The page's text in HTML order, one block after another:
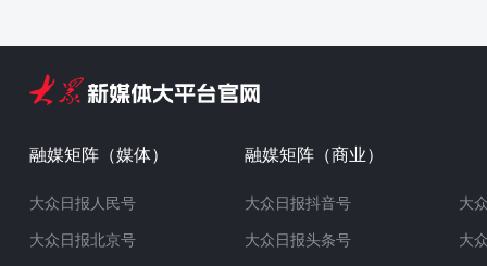
融媒矩阵（媒体）
大众日报人民号
大众日报北京号
融媒矩阵（商业）
大众日报抖音号
大众日报头条号
大
大